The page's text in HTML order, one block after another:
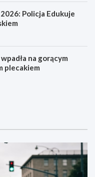
Policja Edukuje
na gorącym
plecakiem